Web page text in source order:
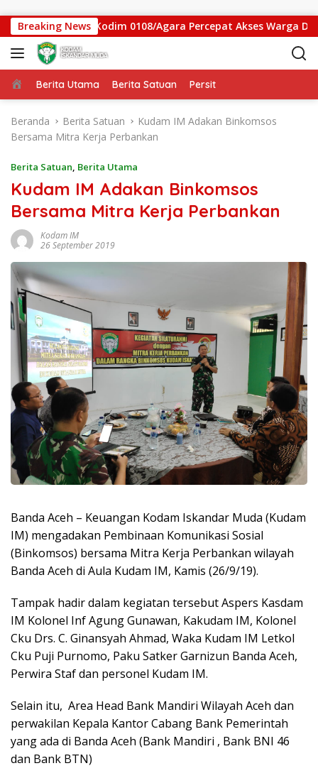
Breaking News
Gantung Kodim 0108/Agara Percepat Akses Warga Ds.
Beranda
Berita Utama Berita Satuan Persit
Beranda Berita Satuan
Kudam IM Adakan Binkomsos
Bersama Mitra Kerja Perbankan
Berita Satuan, Berita Utama
Kudam IM Adakan Binkomsos
Bersama Mitra Kerja Perbankan
Kodam IM
26 September 2019
Banda Aceh – Keuangan Kodam Iskandar Muda (Kudam
IM) mengadakan Pembinaan Komunikasi Sosial
(Binkomsos) bersama Mitra Kerja Perbankan wilayah
Banda Aceh di Aula Kudam IM, Kamis (26/9/19).
Tampak hadir dalam kegiatan tersebut Aspers Kasdam
IM Kolonel Inf Agung Gunawan, Kakudam IM, Kolonel
Cku Drs. C. Ginansyah Ahmad, Waka Kudam IM Letkol
Cku Puji Purnomo, Paku Satker Garnizun Banda Aceh,
Perwira Staf dan personel Kudam IM.
Selain itu, Area Head Bank Mandiri Wilayah Aceh dan
perwakilan Kepala Kantor Cabang Bank Pemerintah
yang ada di Banda Aceh (Bank Mandiri , Bank BNI 46
dan Bank BTN)